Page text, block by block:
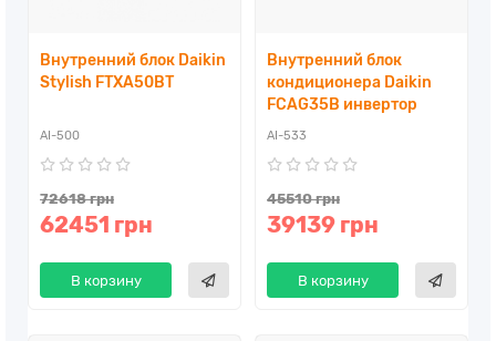
Внутренний блок Daikin
Stylish FTXA50BT
AI-500
72618 грн
62451 грн
В корзину
Внутренний блок
кондиционера Daikin
FCAG35B инвертор
AI-533
45510 грн
39139 грн
В корзину